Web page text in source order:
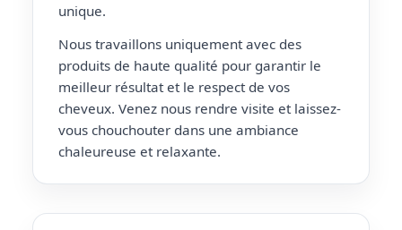
unique.
Nous travaillons uniquement avec des
produits de haute qualité pour garantir le
meilleur résultat et le respect de vos
cheveux. Venez nous rendre visite et laissez-
vous chouchouter dans une ambiance
chaleureuse et relaxante.